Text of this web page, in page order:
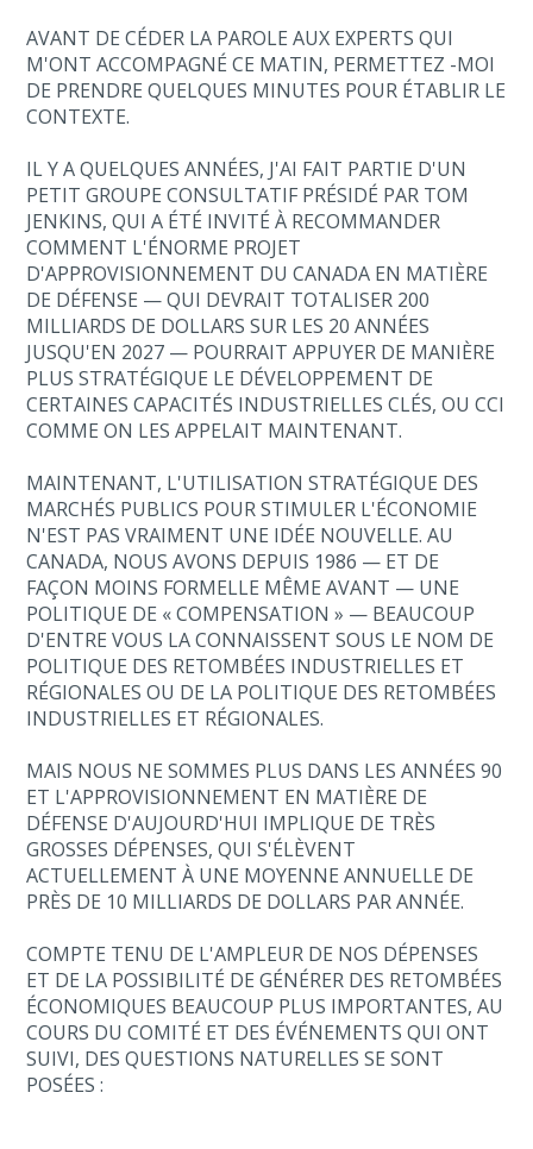
AVANT DE CÉDER LA PAROLE AUX EXPERTS QUI
M'ONT ACCOMPAGNÉ CE MATIN, PERMETTEZ -MOI
DE PRENDRE QUELQUES MINUTES POUR ÉTABLIR LE
CONTEXTE.
IL Y A QUELQUES ANNÉES, J'AI FAIT PARTIE D'UN
PETIT GROUPE CONSULTATIF PRÉSIDÉ PAR TOM
JENKINS, QUI A ÉTÉ INVITÉ À RECOMMANDER
COMMENT L'ÉNORME PROJET
D'APPROVISIONNEMENT DU CANADA EN MATIÈRE
DE DÉFENSE — QUI DEVRAIT TOTALISER 200
MILLIARDS DE DOLLARS SUR LES 20 ANNÉES
JUSQU'EN 2027 — POURRAIT APPUYER DE MANIÈRE
PLUS STRATÉGIQUE LE DÉVELOPPEMENT DE
CERTAINES CAPACITÉS INDUSTRIELLES CLÉS, OU CCI
COMME ON LES APPELAIT MAINTENANT.
MAINTENANT, L'UTILISATION STRATÉGIQUE DES
MARCHÉS PUBLICS POUR STIMULER L'ÉCONOMIE
N'EST PAS VRAIMENT UNE IDÉE NOUVELLE. AU
CANADA, NOUS AVONS DEPUIS 1986 — ET DE
FAÇON MOINS FORMELLE MÊME AVANT — UNE
POLITIQUE DE « COMPENSATION » — BEAUCOUP
D'ENTRE VOUS LA CONNAISSENT SOUS LE NOM DE
POLITIQUE DES RETOMBÉES INDUSTRIELLES ET
RÉGIONALES OU DE LA POLITIQUE DES RETOMBÉES
INDUSTRIELLES ET RÉGIONALES.
MAIS NOUS NE SOMMES PLUS DANS LES ANNÉES 90
ET L'APPROVISIONNEMENT EN MATIÈRE DE
DÉFENSE D'AUJOURD'HUI IMPLIQUE DE TRÈS
GROSSES DÉPENSES, QUI S'ÉLÈVENT
ACTUELLEMENT À UNE MOYENNE ANNUELLE DE
PRÈS DE 10 MILLIARDS DE DOLLARS PAR ANNÉE.
COMPTE TENU DE L'AMPLEUR DE NOS DÉPENSES
ET DE LA POSSIBILITÉ DE GÉNÉRER DES RETOMBÉES
ÉCONOMIQUES BEAUCOUP PLUS IMPORTANTES, AU
COURS DU COMITÉ ET DES ÉVÉNEMENTS QUI ONT
SUIVI, DES QUESTIONS NATURELLES SE SONT
POSÉES :